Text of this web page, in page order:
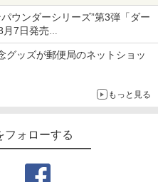
ウンダーシリーズ”第3弾「ダー
月7日発売
使用した超大型チーズバーガー
グッズが郵便局のネットショッ
もっと見る
フォローする